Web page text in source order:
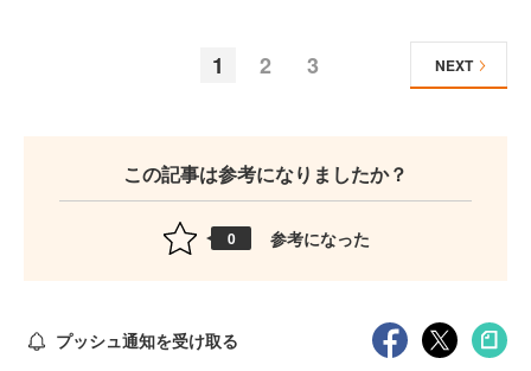
1 2 3 NEXT
この記事は参考になりましたか？
0 参考になった
プッシュ通知を受け取る